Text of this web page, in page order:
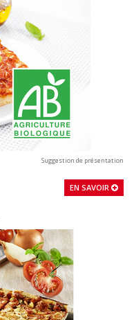
Suggestion de présentation
EN SAVOIR